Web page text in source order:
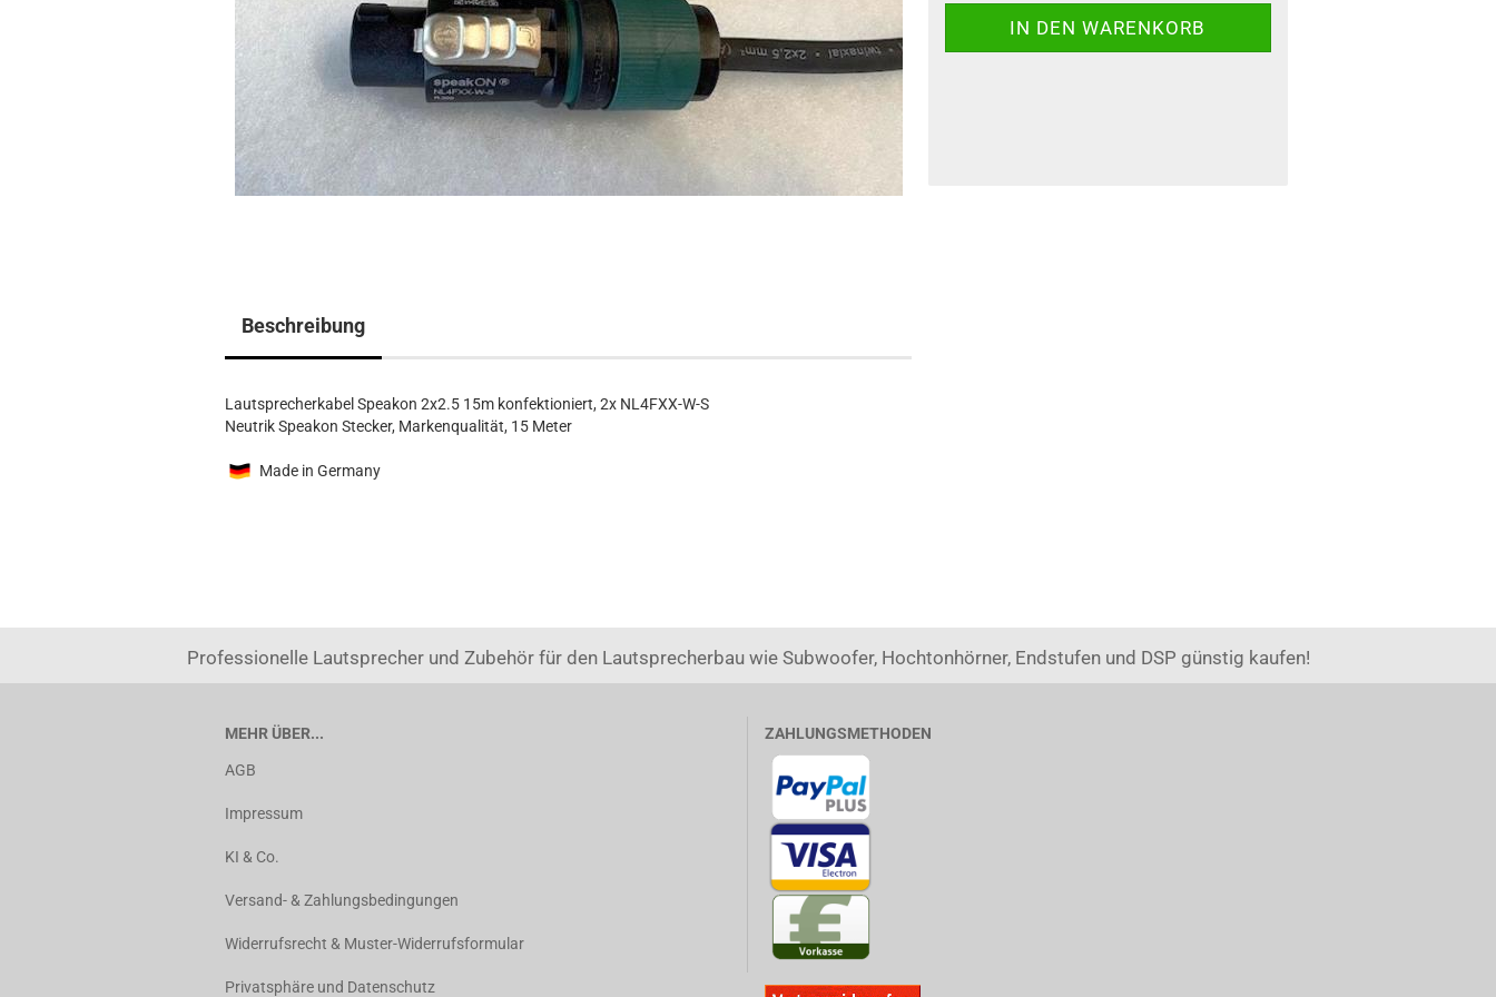
Beschreibung
Lautsprecherkabel Speakon 2x2.5 15m konfektioniert, 2x NL4FXX-W-S
Neutrik Speakon Stecker, Markenqualität, 15 Meter
Made in Germany
Professionelle Lautsprecher und Zubehör für den Lautsprecherbau wie Subwoofer, Hochtonhörner, Endstufen und DSP günstig kaufen!
MEHR ÜBER...
AGB
Impressum
KI & Co.
Versand- & Zahlungsbedingungen
Widerrufsrecht & Muster-Widerrufsformular
Privatsphäre und Datenschutz
ZAHLUNGSMETHODEN